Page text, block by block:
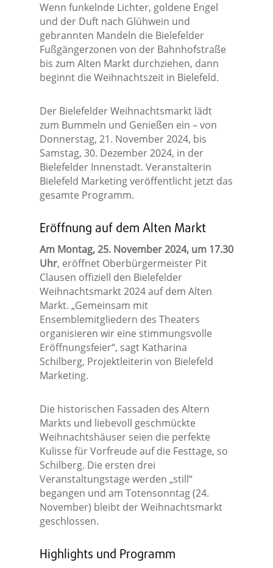
Wenn funkelnde Lichter, goldene Engel
und der Duft nach Glühwein und
gebrannten Mandeln die Bielefelder
Fußgängerzonen von der Bahnhofstraße
bis zum Alten Markt durchziehen, dann
beginnt die Weihnachtszeit in Bielefeld.
Der Bielefelder Weihnachtsmarkt lädt
zum Bummeln und Genießen ein – von
Donnerstag, 21. November 2024, bis
Samstag, 30. Dezember 2024, in der
Bielefelder Innenstadt. Veranstalterin
Bielefeld Marketing veröffentlicht jetzt das
gesamte Programm.
Eröffnung auf dem Alten Markt
Am Montag, 25. November 2024, um 17.30
Uhr, eröffnet Oberbürgermeister Pit
Clausen offiziell den Bielefelder
Weihnachtsmarkt 2024 auf dem Alten
Markt. „Gemeinsam mit
Ensemblemitgliedern des Theaters
organisieren wir eine stimmungsvolle
Eröffnungsfeier“, sagt Katharina
Schilberg, Projektleiterin von Bielefeld
Marketing.
Die historischen Fassaden des Altern
Markts und liebevoll geschmückte
Weihnachtshäuser seien die perfekte
Kulisse für Vorfreude auf die Festtage, so
Schilberg. Die ersten drei
Veranstaltungstage werden „still“
begangen und am Totensonntag (24.
November) bleibt der Weihnachtsmarkt
geschlossen.
Highlights und Programm